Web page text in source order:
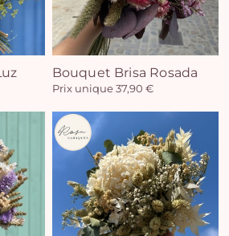
Bouquet Brisa Rosada
Prix unique 37,90 €